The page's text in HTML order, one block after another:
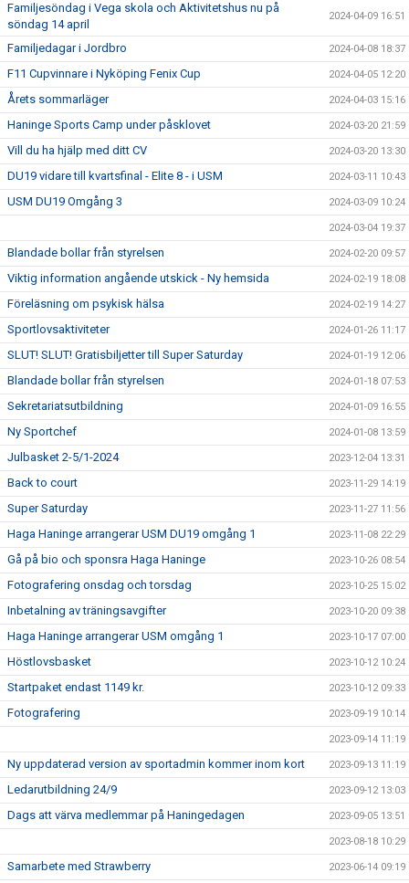
Familjesöndag i Vega skola och Aktivitetshus nu på
söndag 14 april
2024-04-09 16:51
Familjedagar i Jordbro 2024-04-08 18:37
F11 Cupvinnare i Nyköping Fenix Cup 2024-04-05 12:20
Årets sommarläger 2024-04-03 15:16
Haninge Sports Camp under påsklovet 2024-03-20 21:59
Vill du ha hjälp med ditt CV 2024-03-20 13:30
DU19 vidare till kvartsfinal - Elite 8 - i USM 2024-03-11 10:43
USM DU19 Omgång 3 2024-03-09 10:24
2024-03-04 19:37
Blandade bollar från styrelsen 2024-02-20 09:57
Viktig information angående utskick - Ny hemsida 2024-02-19 18:08
Föreläsning om psykisk hälsa 2024-02-19 14:27
Sportlovsaktiviteter 2024-01-26 11:17
SLUT! SLUT! Gratisbiljetter till Super Saturday 2024-01-19 12:06
Blandade bollar från styrelsen 2024-01-18 07:53
Sekretariatsutbildning 2024-01-09 16:55
Ny Sportchef 2024-01-08 13:59
Julbasket 2-5/1-2024 2023-12-04 13:31
Back to court 2023-11-29 14:19
Super Saturday 2023-11-27 11:56
Haga Haninge arrangerar USM DU19 omgång 1 2023-11-08 22:29
Gå på bio och sponsra Haga Haninge 2023-10-26 08:54
Fotografering onsdag och torsdag 2023-10-25 15:02
Inbetalning av träningsavgifter 2023-10-20 09:38
Haga Haninge arrangerar USM omgång 1 2023-10-17 07:00
Höstlovsbasket 2023-10-12 10:24
Startpaket endast 1149 kr. 2023-10-12 09:33
Fotografering 2023-09-19 10:14
2023-09-14 11:19
Ny uppdaterad version av sportadmin kommer inom kort 2023-09-13 11:19
Ledarutbildning 24/9 2023-09-12 13:03
Dags att värva medlemmar på Haningedagen 2023-09-05 13:51
2023-08-18 10:29
Samarbete med Strawberry 2023-06-14 09:19